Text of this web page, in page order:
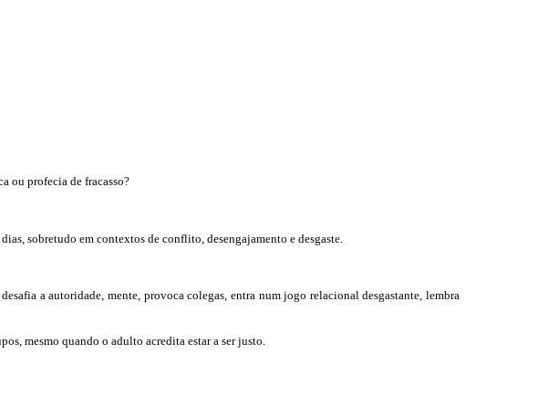
ou profecia de fracasso?
sobretudo em contextos de conflito, desengajamento e desgaste.
a autoridade, mente, provoca colegas, entra num jogo relacional desgastante, lembra
mesmo quando o adulto acredita estar a ser justo.